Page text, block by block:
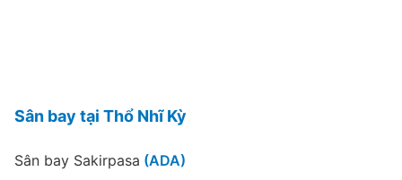
Sân bay tại Thổ Nhĩ Kỳ
Sân bay Sakirpasa (ADA)